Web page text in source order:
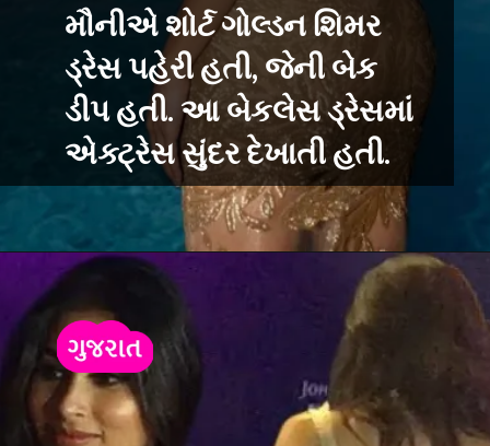
મૌનીએ શોર્ટ ગોલ્ડન શિમર
ડ્રેસ પહેરી હતી, જેની બેક
ડીપ હતી. આ બેકલેસ ડ્રેસમાં
એક્ટ્રેસ સુંદર દેખાતી હતી.